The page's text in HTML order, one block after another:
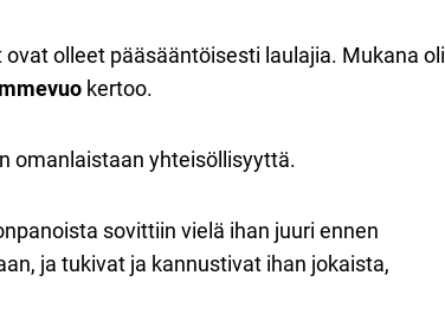
olleet pääsääntöisesti laulajia. Mukana oli
kertoo.
omanlaistaan yhteisöllisyyttä.
sovittiin vielä ihan juuri ennen
ja tukivat ja kannustivat ihan jokaista,